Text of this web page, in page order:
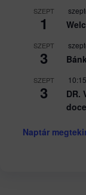
SZEPT
1
SZEPT
3
SZEPT
3
10:15
DR.
Naptár